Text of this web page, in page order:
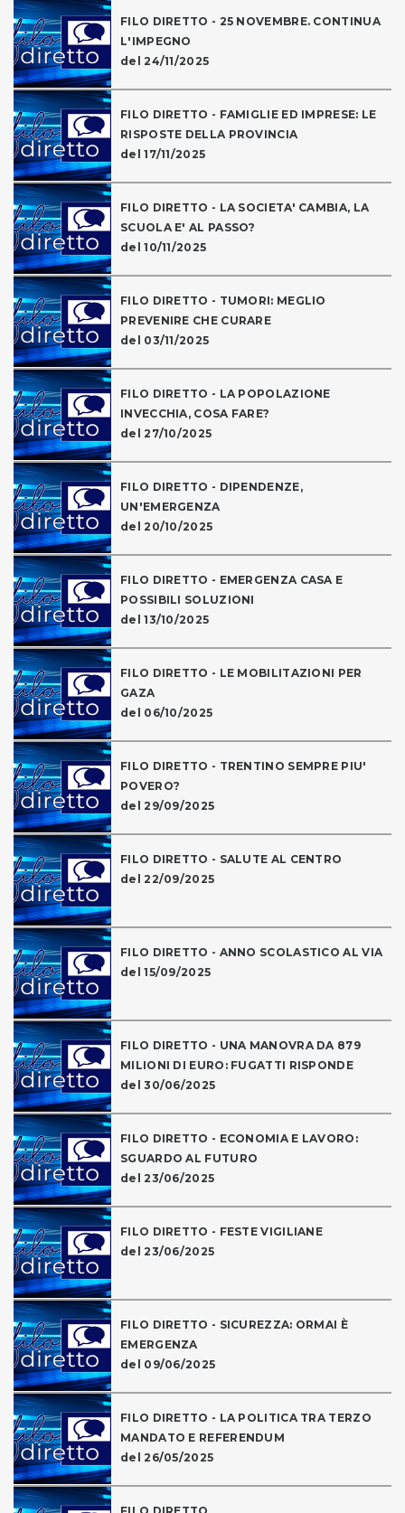
FILO DIRETTO - 25 NOVEMBRE. CONTINUA
L'IMPEGNO
del 24/11/2025
FILO DIRETTO - FAMIGLIE ED IMPRESE: LE
RISPOSTE DELLA PROVINCIA
del 17/11/2025
FILO DIRETTO - LA SOCIETA' CAMBIA, LA
SCUOLA E' AL PASSO?
del 10/11/2025
FILO DIRETTO - TUMORI: MEGLIO
PREVENIRE CHE CURARE
del 03/11/2025
FILO DIRETTO - LA POPOLAZIONE
INVECCHIA, COSA FARE?
del 27/10/2025
FILO DIRETTO - DIPENDENZE,
UN'EMERGENZA
del 20/10/2025
FILO DIRETTO - EMERGENZA CASA E
POSSIBILI SOLUZIONI
del 13/10/2025
FILO DIRETTO - LE MOBILITAZIONI PER
GAZA
del 06/10/2025
FILO DIRETTO - TRENTINO SEMPRE PIU'
POVERO?
del 29/09/2025
FILO DIRETTO - SALUTE AL CENTRO
del 22/09/2025
FILO DIRETTO - ANNO SCOLASTICO AL VIA
del 15/09/2025
FILO DIRETTO - UNA MANOVRA DA 879
MILIONI DI EURO: FUGATTI RISPONDE
del 30/06/2025
FILO DIRETTO - ECONOMIA E LAVORO:
SGUARDO AL FUTURO
del 23/06/2025
FILO DIRETTO - FESTE VIGILIANE
del 23/06/2025
FILO DIRETTO - SICUREZZA: ORMAI È
EMERGENZA
del 09/06/2025
FILO DIRETTO - LA POLITICA TRA TERZO
MANDATO E REFERENDUM
del 26/05/2025